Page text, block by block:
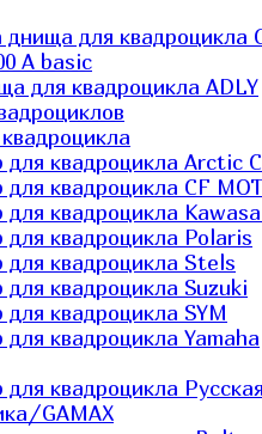
для квадроцикла
A basic
для квадроцикла ADLY
для квадроцикла Arctic
для квадроцикла CF
для квадроцикла
для квадроцикла Polaris
для квадроцикла Stels
для квадроцикла Suzuki
квадроцикла SYM
квадроцикла Yamaha
для квадроцикла
GAMAX